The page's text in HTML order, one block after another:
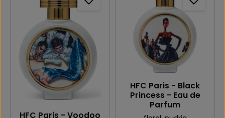
HFC Paris - Voodoo
HFC Paris - Black
Princess - Eau de
Parfum